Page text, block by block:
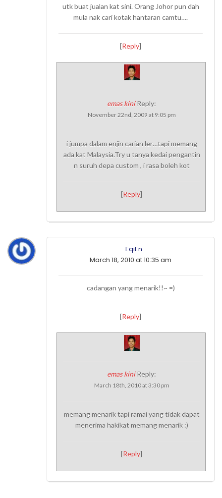
utk buat jualan kat sini. Orang Johor pun dah
mula nak cari kotak hantaran camtu….
[Reply]
emas kiniReply:
November 22nd, 2009 at 9:05 pm
i jumpa dalam enjin carian ler…tapi memang
ada kat Malaysia.Try u tanya kedai pengantin
n suruh depa custom , i rasa boleh kot
[Reply]
EqiEn
March 18, 2010 at 10:35 am
cadangan yang menarik!!~ =)
[Reply]
emas kiniReply:
March 18th, 2010 at 3:30 pm
memang menarik tapi ramai yang tidak dapat
menerima hakikat memang menarik :)
[Reply]